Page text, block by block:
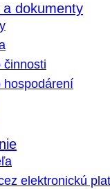
dokumenty
činnosti
hospodárení
elektronickú